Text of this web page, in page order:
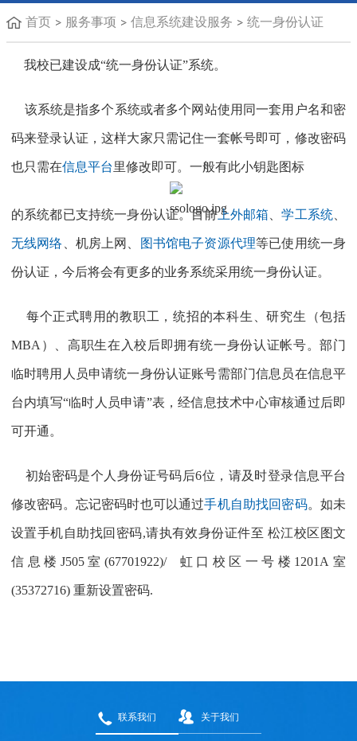
首页 服务事项 信息系统建设服务 统一身份认证
我校已建设成“统一身份认证”系统。
该系统是指多个系统或者多个网站使用同一套用户名和密
码来登录认证，这样大家只需记住一套帐号即可，修改密码
也只需在信息平台里修改即可。 一般有此小钥匙图标
的系统都已支持统一身份认证。目前上外邮箱、学工系统、
无线网络、机房上网、 图书馆电子资源代理等已使用统一身
份认证，今后将会有更多的业务系统采用统一身份认证。
每个正式聘用的教职工，统招的本科生、研究生（包括
MBA）、高职生在入校后即拥有统一身份认证帐号。部门
临时聘用人员申请统一身份认证账号需部门信息员在信息平
台内填写“临时人员申请”表，经信息技术中心审核通过后即
可开通。
初始密码是个人身份证号码后6位，请及时登录信息平台
修改密码。忘记密码时也可以通过手机自助找回密码。如未
设置手机自助找回密码,请执有效身份证件至 松江校区图文
信息楼J505室(67701922)/虹口校区一号楼1201A室
(35372716) 重新设置密码.
联系我们 关于我们